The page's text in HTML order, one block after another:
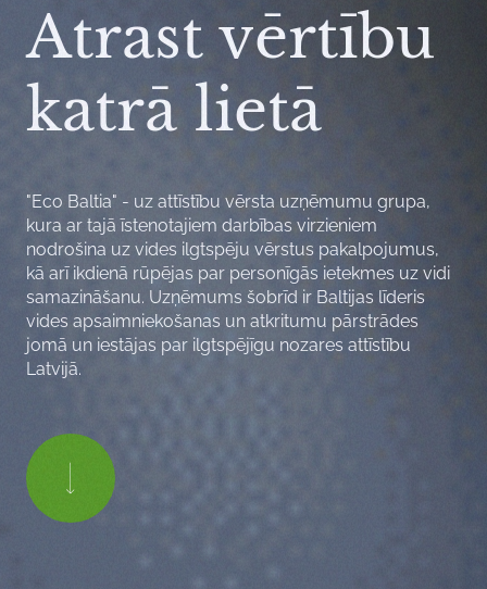
Atrast vērtību
katrā lietā
"Eco Baltia" - uz attīstību vērsta uzņēmumu grupa,
kura ar tajā īstenotajiem darbības virzieniem
nodrošina uz vides ilgtspēju vērstus pakalpojumus,
kā arī ikdienā rūpējas par personīgās ietekmes uz vidi
samazināšanu. Uzņēmums šobrīd ir Baltijas līderis
vides apsaimniekošanas un atkritumu pārstrādes
jomā un iestājas par ilgtspējīgu nozares attīstību
Latvijā.